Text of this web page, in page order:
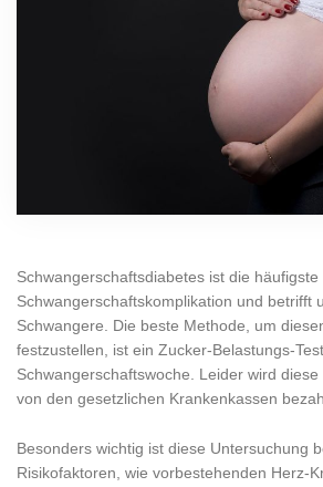
Schwangerschaftsdiabetes ist die häufigste
Schwangerschaftskomplikation und betrifft
Schwangere. Die beste Methode, um
festzustellen, ist ein Zucker-Belastungs-
Schwangerschaftswoche. Leider wird
von den gesetzlichen Krankenkassen
Besonders wichtig ist diese Untersuchung
Risikofaktoren, wie vorbestehenden Herz-